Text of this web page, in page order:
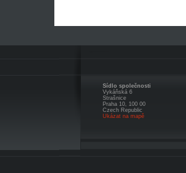
Sídlo společnosti
Vykáňská 6
Strašnice
Praha 10, 100 00
Czech Republic
Ukázat na mapě